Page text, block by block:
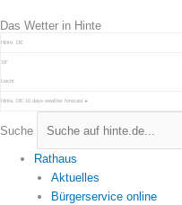
Inhalt
springen
Das Wetter in Hinte
Hinte, DE
16°
Leicht
Hinte, DE 10 days weather forecast ▸
Suche
Rathaus
Aktuelles
Bürgerservice online